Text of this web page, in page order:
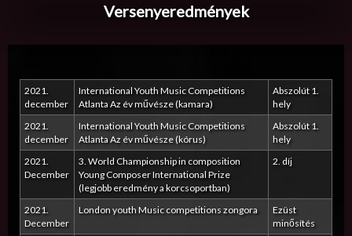
Versenyeredmények
2021.
december
International Youth Music Competitions
Atlanta Az év művésze (kamara)
Abszolút 1.
hely
2021.
december
International Youth Music Competitions
Atlanta Az év művésze (kórus)
Abszolút 1.
hely
2021.
December
3. World Championship in composition
Young Composer International Prize
(legjobb eredmény a korcsoportban)
2. díj
2021.
December
London youth Music competitions zongora
Ezüst
minősítés